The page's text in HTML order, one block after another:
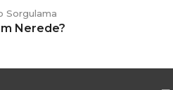
Sorgulama
Nerede?